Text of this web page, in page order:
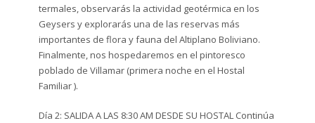
termales, observarás la actividad geotérmica en los
Geysers y explorarás una de las reservas más
importantes de flora y fauna del Altiplano Boliviano.
Finalmente, nos hospedaremos en el pintoresco
poblado de Villamar (primera noche en el Hostal
Familiar ).
Día 2: SALIDA A LAS 8:30 AM DESDE SU HOSTAL Continúa